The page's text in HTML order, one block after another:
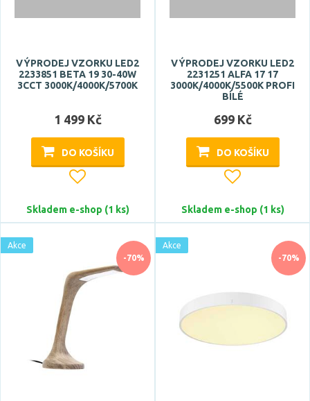
5 let
ARTEMIDE
BPM
Celkový příkon max.
VÝPRODEJ VZORKU LED2
2233851 BETA 19 30-40W
3CCT 3000K/4000K/5700K
1 499 Kč
DO KOŠÍKU
Skladem e-shop (1 ks)
VÝPRODEJ VZORKU LED2
2231251 ALFA 17 17
3000K/4000K/5500K PROFI
BÍLÉ
699 Kč
DO KOŠÍKU
Skladem e-shop (1 ks)
-70%
Akce
-70%
Akce